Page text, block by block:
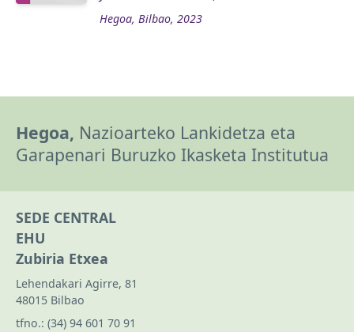
Hegoa, Bilbao, 2023
Hegoa, Nazioarteko Lankidetza eta
Garapenari Buruzko Ikasketa Institutua
SEDE CENTRAL
EHU
Zubiria Etxea
Lehendakari Agirre, 81
48015 Bilbao
tfno.: (34) 94 601 70 91